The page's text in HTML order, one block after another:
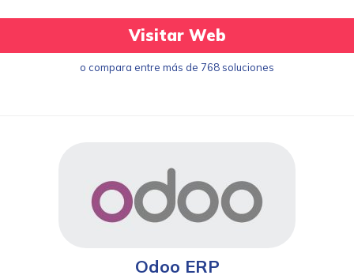
Visitar Web
o compara entre más de 768 soluciones
Odoo ERP